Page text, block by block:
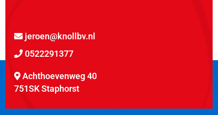
jeroen@knollbv.nl
0522291377
Achthoevenweg 40
751SK Staphorst